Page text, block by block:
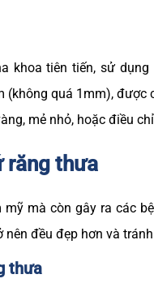
khoa tiên tiến, sử
quá 1mm),
mẻ nhỏ, hoặc điều
răng thưa
mà còn gây ra các
đều đẹp hơn và
thưa